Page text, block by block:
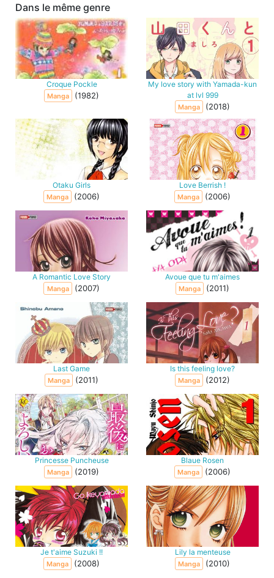
Dans le même genre
Croque Pockle
Manga (1982)
My love story with Yamada-kun
at lvl 999
Manga (2018)
Otaku Girls
Manga (2006)
Love Berrish !
Manga (2006)
A Romantic Love Story
Manga (2007)
Avoue que tu m'aimes
Manga (2011)
Last Game
Manga (2011)
Is this feeling love?
Manga (2012)
Princesse Puncheuse
Manga (2019)
Blaue Rosen
Manga (2006)
Je t'aime Suzuki !!
Manga (2008)
Lily la menteuse
Manga (2010)